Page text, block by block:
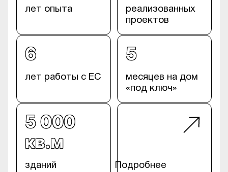
лет опыта
реализованных
проектов
6
лет работы с ЕС
5
месяцев на дом
«под ключ»
5 000
кв.м
зданий
Подробнее